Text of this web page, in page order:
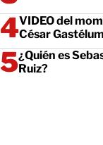
VIDEO del
César Gastélum
¿Quién es
Ruiz?